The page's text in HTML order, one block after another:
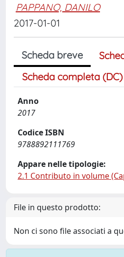
PAPPANO, DANILO
2017-01-01
Scheda breve
Scheda completa (DC)
Anno
2017
Codice ISBN
9788892111769
Appare nelle tipologie:
2.1 Contributo in volume
File in questo prodotto:
Non ci sono file associati a